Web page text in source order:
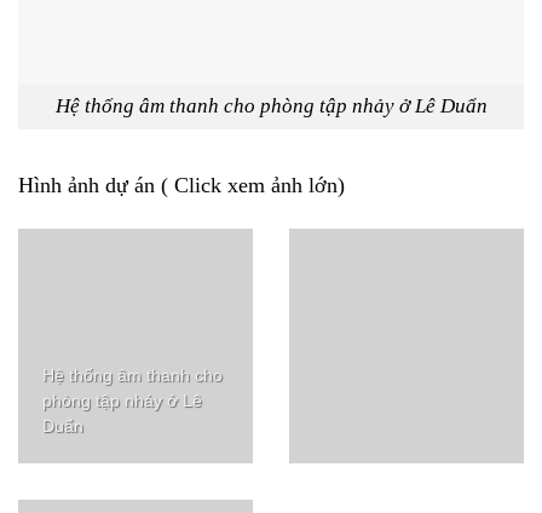
Hệ thống âm thanh cho phòng tập nhảy ở Lê Duẩn
Hình ảnh dự án ( Click xem ảnh lớn)
Hệ thống âm thanh cho
phòng tập nhảy ở Lê
Duẩn